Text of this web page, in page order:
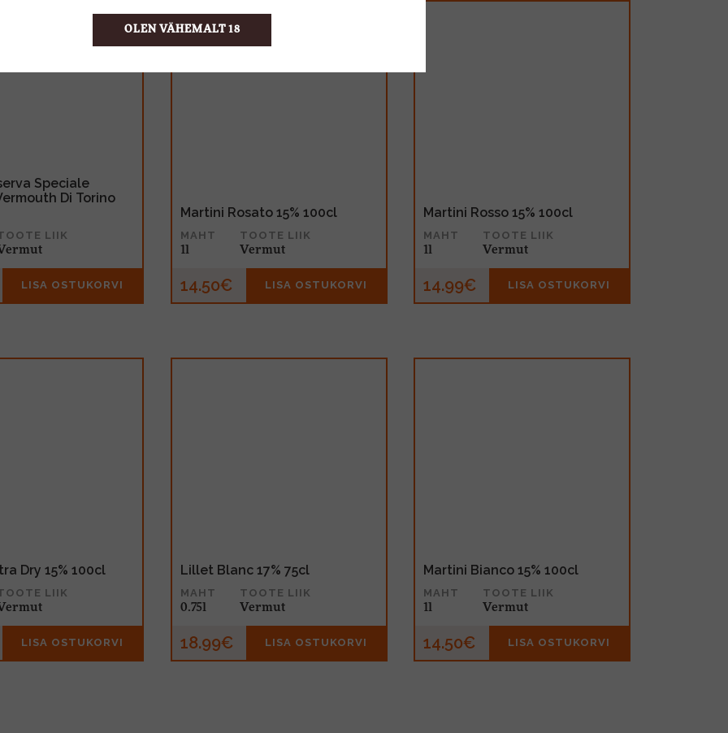
OLEN VÄHEMALT 18
Speciale
Di Torino
LIIK
LISA OSTUKORVI
Martini Rosato 15% 100cl
MAHT
1l
TOOTE LIIK
Vermut
14.50€ LISA OSTUKORVI
Martini Rosso 15% 100cl
MAHT
1l
TOOTE LIIK
Vermut
14.99€ LISA OSTUKORVI
Dry 15% 100cl
LIIK
LISA OSTUKORVI
Lillet Blanc 17% 75cl
MAHT
0.75l
TOOTE LIIK
Vermut
18.99€ LISA OSTUKORVI
Martini Bianco 15% 100cl
MAHT
1l
TOOTE LIIK
Vermut
14.50€ LISA OSTUKORVI